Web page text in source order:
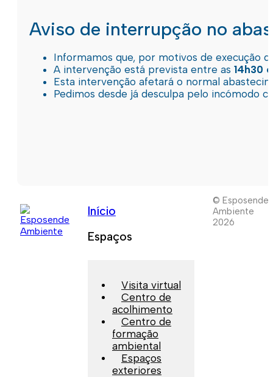
Aviso de interrupção no
Informamos que, por motivos de execução
A intervenção está prevista entre as 14h30
Esta intervenção afetará o normal
Pedimos desde já desculpa pelo incómodo
Início
Espaços
Visita virtual
Centro de
acolhimento
Centro de
formação
ambiental
Espaços
exteriores
© Esposende
Ambiente
2026